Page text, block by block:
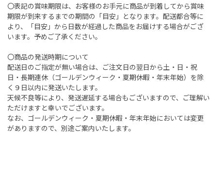
〇表記の賞味期限は、お客様のお手元に商品が到着してから賞味
期限が到来するまでの期間の「目安」となります。配送都合等に
より、「目安」から日数が経過した商品をお届けする場合がござ
います。予めご了承ください。
〇商品の発送時期について
配送日のご指定が無い場合は、ご注文日の翌日から土・日・祝
日・長期連休（ゴールデンウィーク・夏期休暇・年末年始）を除
く９日以内に発送いたします。
天候不良等により、発送遅延する場合もございますので、ご理解い
ただけますと幸いでございます。
なお、ゴールデンウィーク・夏期休暇・年末年始においては変更
がありますので、別途ご案内いたします。